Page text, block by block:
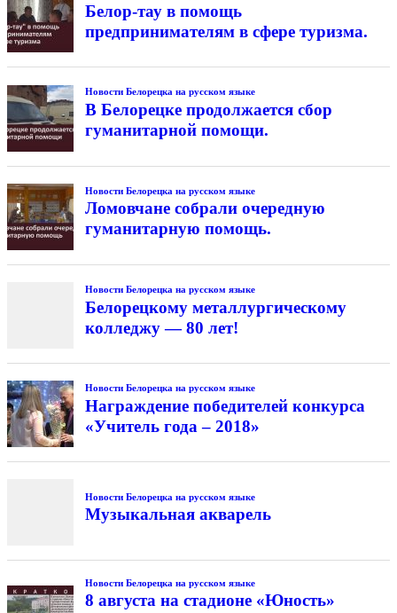
Белор-тау в помощь
предпринимателям в сфере туризма.
Новости Белорецка на русском языке
В Белорецке продолжается сбор
гуманитарной помощи.
Новости Белорецка на русском языке
Ломовчане собрали очередную
гуманитарную помощь.
Новости Белорецка на русском языке
Белорецкому металлургическому
колледжу — 80 лет!
Новости Белорецка на русском языке
Награждение победителей конкурса
«Учитель года – 2018»
Новости Белорецка на русском языке
Музыкальная акварель
Новости Белорецка на русском языке
8 августа на стадионе «Юность»